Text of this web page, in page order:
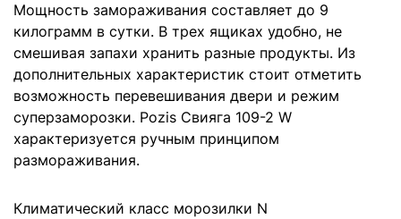
Мощность замораживания составляет до 9
килограмм в сутки. В трех ящиках удобно, не
смешивая запахи хранить разные продукты. Из
дополнительных характеристик стоит отметить
возможность перевешивания двери и режим
суперзаморозки. Pozis Свияга 109-2 W
характеризуется ручным принципом
размораживания.
Климатический класс морозилки N